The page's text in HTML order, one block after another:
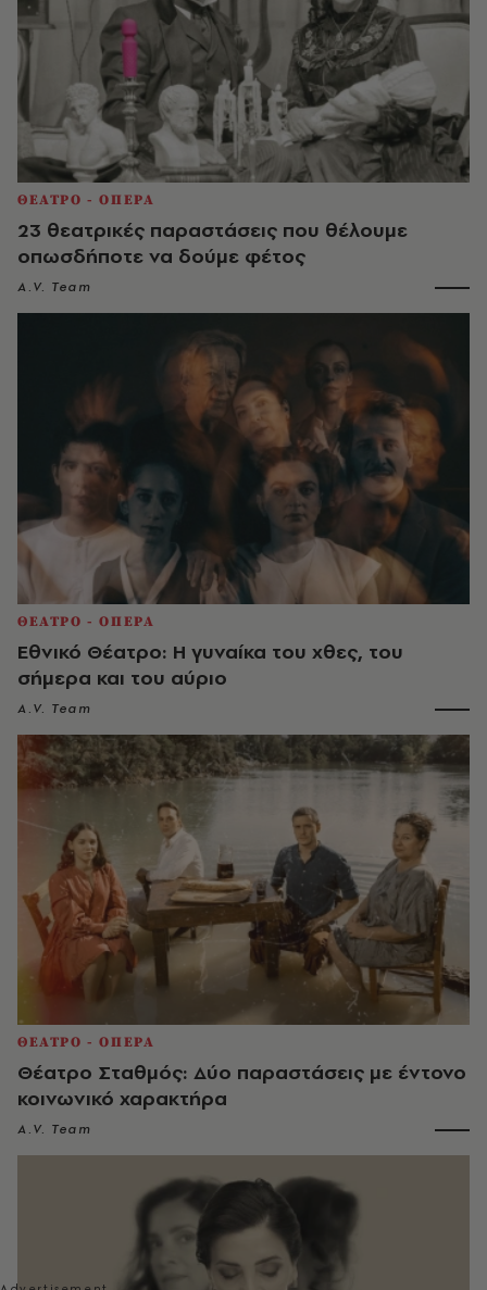
ΘΕΑΤΡΟ - ΟΠΕΡΑ
23 θεατρικές παραστάσεις που θέλουμε
οπωσδήποτε να δούμε φέτος
A.V. Team
ΘΕΑΤΡΟ - ΟΠΕΡΑ
Εθνικό Θέατρο: Η γυναίκα του χθες, του
σήμερα και του αύριο
A.V. Team
ΘΕΑΤΡΟ - ΟΠΕΡΑ
Θέατρο Σταθμός: Δύο παραστάσεις με έντονο
κοινωνικό χαρακτήρα
A.V. Team